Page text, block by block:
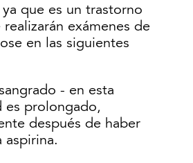
que es un trastorno
exámenes de
en las siguientes
- en esta
es prolongado,
después de haber
aspirina.